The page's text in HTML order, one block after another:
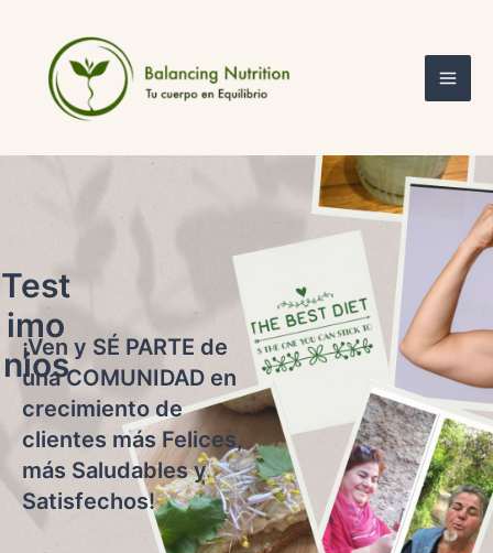
contenido
Test
imo
nios
¡Ven y SÉ PARTE de
una COMUNIDAD en
crecimiento de
clientes más Felices,
más Saludables y
Satisfechos!